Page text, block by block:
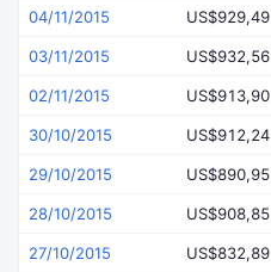
04/11/2015 US$929,49
03/11/2015 US$932,56
02/11/2015 US$913,90
30/10/2015 US$912,24
29/10/2015 US$890,95
28/10/2015 US$908,85
27/10/2015 US$832,89